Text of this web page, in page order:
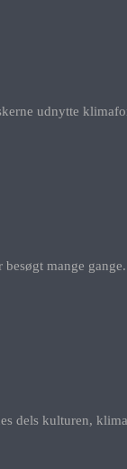
udnytte
mange
kulturen,